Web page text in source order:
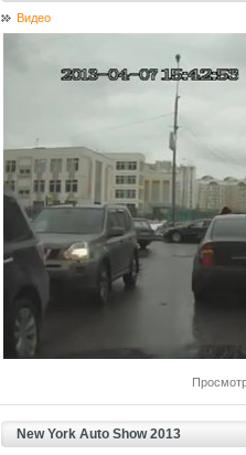
Видео
New York Auto Show 2013